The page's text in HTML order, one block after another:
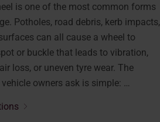
is one of the most common forms
Potholes, road debris, kerb impacts,
can all cause a wheel to
or buckle that leads to vibration,
loss, or uneven tyre wear. The
owners ask is simple: …